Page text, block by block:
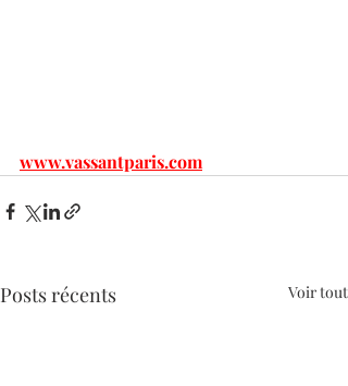
www.vassantparis.com
Posts récents Voir tout